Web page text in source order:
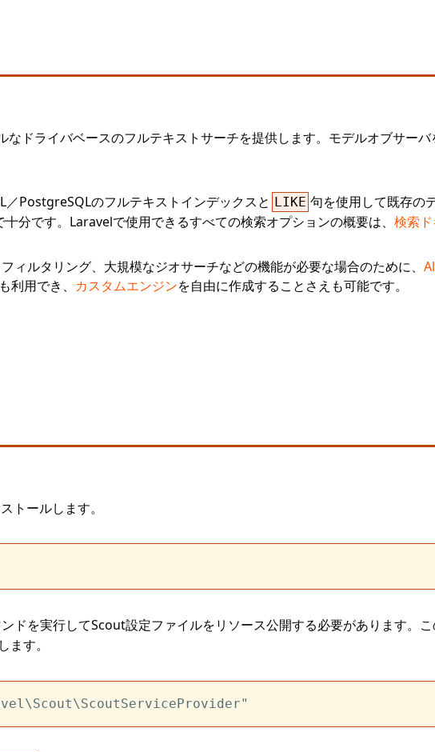
なドライバベースのフルテキストサーチを提供します。モデルオブサー
PostgreSQLのフルテキストインデックスと LIKE 句を使用して既存の
分です。Laravelで使用できるすべての検索オプションの概要は、 検索
ルタリング、大規模なジオサーチなどの機能が必要な場合のために、
用でき、
カスタムエンジンを自由に作成することさえも可能です。
トールします。
ドを実行してScout設定ファイルをリソース公開する必要があります。こ
す。